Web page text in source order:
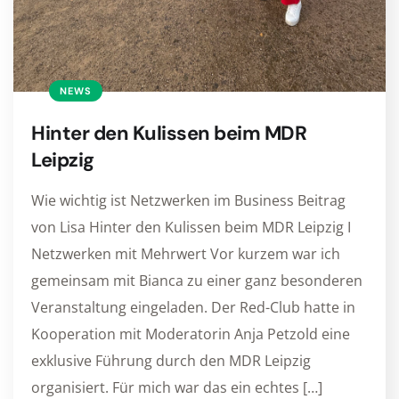
NEWS
Hinter den Kulissen beim MDR
Leipzig
Wie wichtig ist Netzwerken im Business Beitrag
von Lisa Hinter den Kulissen beim MDR Leipzig I
Netzwerken mit Mehrwert Vor kurzem war ich
gemeinsam mit Bianca zu einer ganz besonderen
Veranstaltung eingeladen. Der Red-Club hatte in
Kooperation mit Moderatorin Anja Petzold eine
exklusive Führung durch den MDR Leipzig
organisiert. Für mich war das ein echtes […]